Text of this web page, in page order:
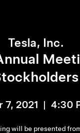
Tesla, Inc.
7, 2021 | 4:30
will be presented